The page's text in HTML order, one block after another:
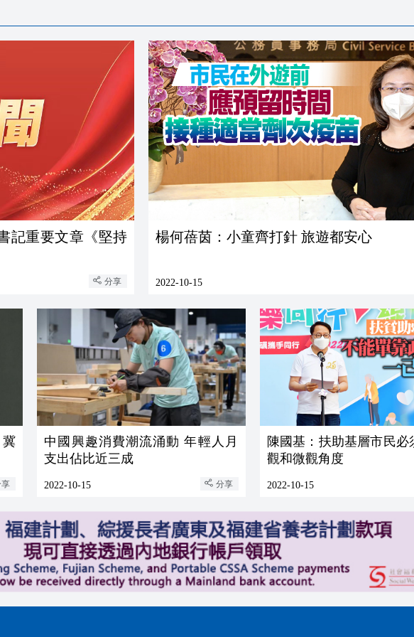
記重要文章《堅持
分享
楊何蓓茵：小童齊打針 旅遊都安心
2022-10-15
享
中國興趣消費潮流涌動 年輕人月
支出佔比近三成
2022-10-15 分享
陳國基：扶助基層市民必
觀和微觀角度
2022-10-15